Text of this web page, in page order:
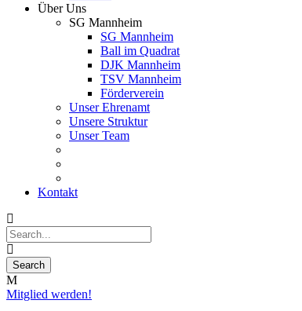
Über Uns
SG Mannheim
SG Mannheim
Ball im Quadrat
DJK Mannheim
TSV Mannheim
Förderverein
Unser Ehrenamt
Unsere Struktur
Unser Team
Kontakt
Mitglied werden!